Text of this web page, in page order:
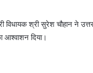
श्री सुरेश चौहान ने
दिया।